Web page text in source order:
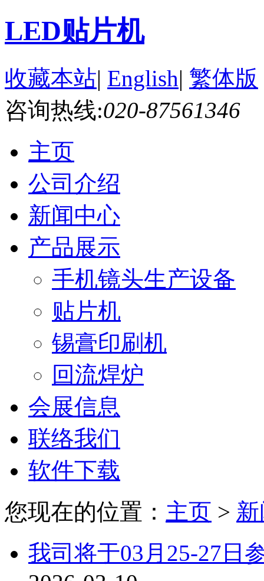
LED贴片机
收藏本站| English| 繁体版
咨询热线:020-87561346
主页
公司介绍
新闻中心
产品展示
手机镜头生产设备
贴片机
锡膏印刷机
回流焊炉
会展信息
联络我们
软件下载
您现在的位置： 主页 >
我司将于03月25-27日